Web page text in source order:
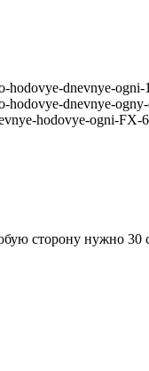
hodovye-dnevnye-
hodovye-dnevnye-
hodovye-ogni-FX-
сторону нужно 30